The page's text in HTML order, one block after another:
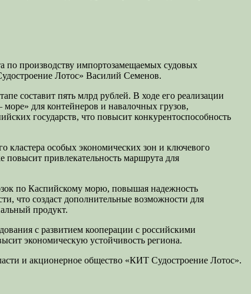
по производству импортозамещаемых судовых
Лотос» Василий Семенов.
составит пять млрд рублей. В ходе его реализации
для контейнеров и навалочных грузов,
государств, что повысит конкурентоспособность
кластера особых экономических зон и ключевого
привлекательность маршрута для
по Каспийскому морю, повышая надежность
что создаст дополнительные возможности для
продукт.
с развитием кооперации с российскими
экономическую устойчивость региона.
и акционерное общество «КИТ Судостроение Лотос».